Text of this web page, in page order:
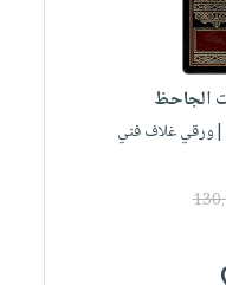
الجاحظ
|ورقي غلاف فني